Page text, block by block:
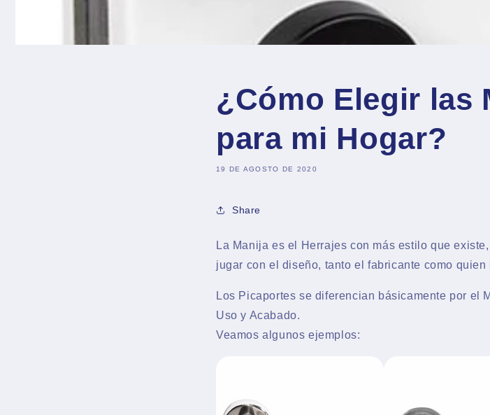
¿Cómo Elegir las
para mi Hogar?
19 DE AGOSTO DE 2020
Share
La Manija es el Herrajes con más estilo que
jugar con el diseño, tanto el fabricante como
Los Picaportes se diferencian básicamente por el
Uso y Acabado.
Veamos algunos ejemplos: